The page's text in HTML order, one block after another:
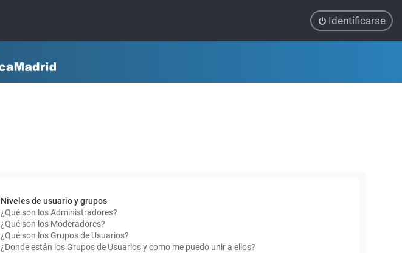
Identificarse
Niveles de usuario y grupos
¿Qué son los Administradores?
¿Qué son los Moderadores?
¿Qué son los Grupos de Usuarios?
¿Donde están los Grupos de Usuarios y como me puedo unir a ellos?